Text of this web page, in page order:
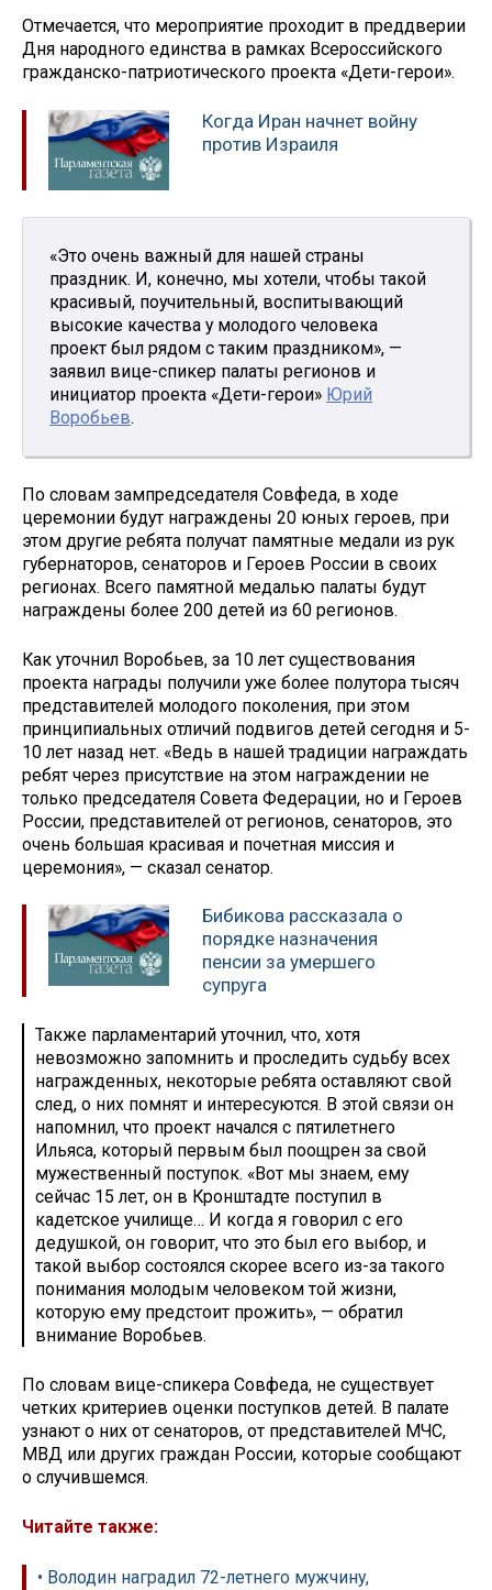
Отмечается, что мероприятие проходит в преддверии
Дня народного единства в рамках Всероссийского
гражданско-патриотического проекта «Дети-герои».
Когда Иран начнет войну
против Израиля
«Это очень важный для нашей страны
праздник. И, конечно, мы хотели, чтобы такой
красивый, поучительный, воспитывающий
высокие качества у молодого человека
проект был рядом с таким праздником», —
заявил вице-спикер палаты регионов и
инициатор проекта «Дети-герои» Юрий
Воробьев.
По словам зампредседателя Совфеда, в ходе
церемонии будут награждены 20 юных героев, при
этом другие ребята получат памятные медали из рук
губернаторов, сенаторов и Героев России в своих
регионах. Всего памятной медалью палаты будут
награждены более 200 детей из 60 регионов.
Как уточнил Воробьев, за 10 лет существования
проекта награды получили уже более полутора тысяч
представителей молодого поколения, при этом
принципиальных отличий подвигов детей сегодня и 5-
10 лет назад нет. «Ведь в нашей традиции награждать
ребят через присутствие на этом награждении не
только председателя Совета Федерации, но и Героев
России, представителей от регионов, сенаторов, это
очень большая красивая и почетная миссия и
церемония», — сказал сенатор.
Бибикова рассказала о
порядке назначения
пенсии за умершего
супруга
Также парламентарий уточнил, что, хотя
невозможно запомнить и проследить судьбу всех
награжденных, некоторые ребята оставляют свой
след, о них помнят и интересуются. В этой связи он
напомнил, что проект начался с пятилетнего
Ильяса, который первым был поощрен за свой
мужественный поступок. «Вот мы знаем, ему
сейчас 15 лет, он в Кронштадте поступил в
кадетское училище… И когда я говорил с его
дедушкой, он говорит, что это был его выбор, и
такой выбор состоялся скорее всего из-за такого
понимания молодым человеком той жизни,
которую ему предстоит прожить», — обратил
внимание Воробьев.
По словам вице-спикера Совфеда, не существует
четких критериев оценки поступков детей. В палате
узнают о них от сенаторов, от представителей МЧС,
МВД или других граждан России, которые сообщают
о случившемся.
Читайте также:
• Володин наградил 72-летнего мужчину,